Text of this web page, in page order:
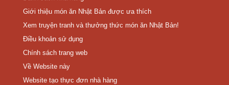
Giới thiệu món ăn Nhật Bản được ưa thích
Xem truyện tranh và thưởng thức món ăn Nhật Bản!
Điều khoản sử dụng
Chính sách trang web
Về Website này
Website tạo thực đơn nhà hàng